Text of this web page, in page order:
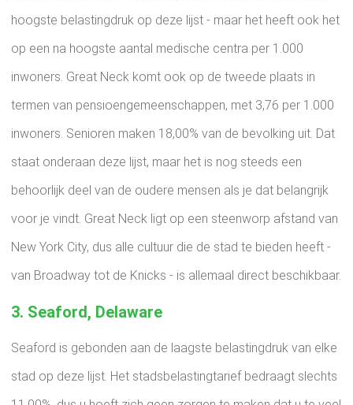
hoogste belastingdruk op deze lijst - maar het heeft ook het
op een na hoogste aantal medische centra per 1.000
inwoners. Great Neck komt ook op de tweede plaats in
termen van pensioengemeenschappen, met 3,76 per 1.000
inwoners. Senioren maken 18,00% van de bevolking uit. Dat
staat onderaan deze lijst, maar het is nog steeds een
behoorlijk deel van de oudere mensen als je dat belangrijk
voor je vindt. Great Neck ligt op een steenworp afstand van
New York City, dus alle cultuur die de stad te bieden heeft -
van Broadway tot de Knicks - is allemaal direct beschikbaar.
3. Seaford, Delaware
Seaford is gebonden aan de laagste belastingdruk van elke
stad op deze lijst. Het stadsbelastingtarief bedraagt ​​slechts